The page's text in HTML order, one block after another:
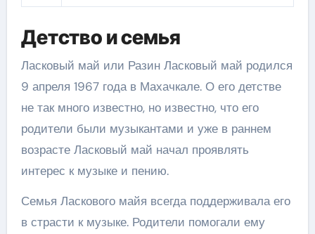
Детство и семья
Ласковый май или Разин Ласковый май родился
9 апреля 1967 года в Махачкале. О его детстве
не так много известно, но известно, что его
родители были музыкантами и уже в раннем
возрасте Ласковый май начал проявлять
интерес к музыке и пению.
Семья Ласкового майя всегда поддерживала его
в страсти к музыке. Родители помогали ему